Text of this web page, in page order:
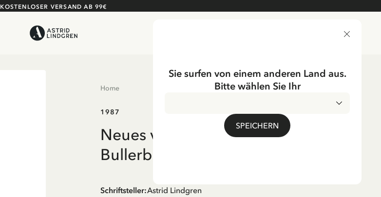
KOSTENLOSER VERSAND AB 99€
Home
1987
Neues von den Kindern aus
Bullerbü
Schriftsteller:Astrid Lindgren
Sie surfen von einem anderen Land aus.
Bitte wählen Sie Ihr
SPEICHERN